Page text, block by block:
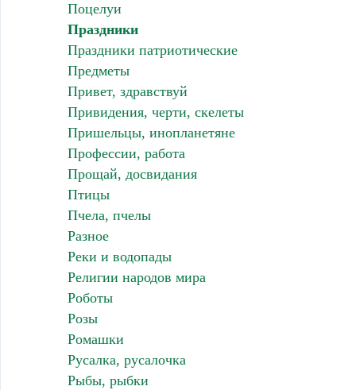
Поцелуи
Праздники
Праздники патриотические
Предметы
Привет, здравствуй
Привидения, черти, скелеты
Пришельцы, инопланетяне
Профессии, работа
Прощай, досвидания
Птицы
Пчела, пчелы
Разное
Реки и водопады
Религии народов мира
Роботы
Розы
Ромашки
Русалка, русалочка
Рыбы, рыбки